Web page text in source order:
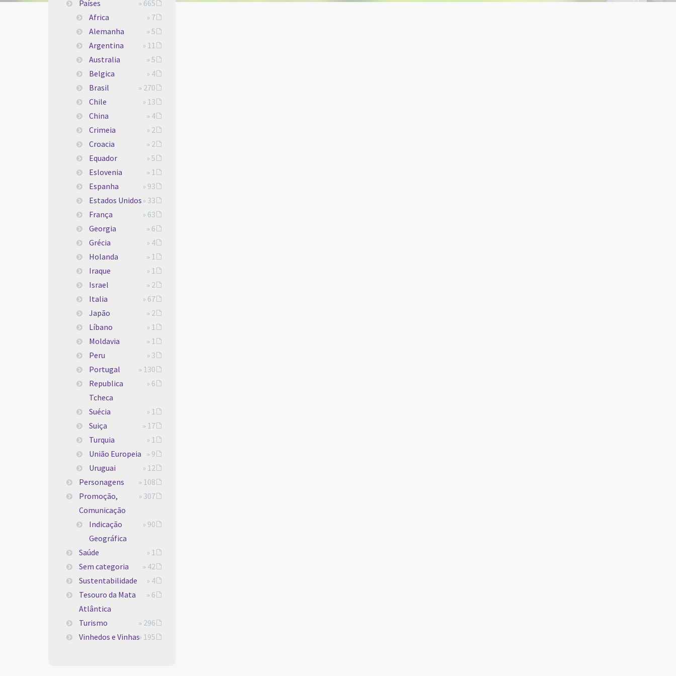
Países
» 665
Africa
» 7
Alemanha
» 5
Argentina
» 11
Australia
» 5
Belgica
» 4
Brasil
» 270
Chile
» 13
China
» 4
Crimeia
» 2
Croacia
» 2
Equador
» 5
Eslovenia
» 1
Espanha
» 93
Estados Unidos» 33
França
» 63
Georgia
» 6
Grécia
» 4
Holanda
» 1
Iraque
» 1
Israel
» 2
Italia
» 67
Japão
» 2
Líbano
» 1
Moldavia
» 1
Peru
» 3
Portugal
» 130
Republica
Tcheca
» 6
Suécia
» 1
Suiça
» 17
Turquia
» 1
União Europeia » 9
Uruguai
» 12
Personagens
» 108
Promoção,
Comunicação
» 307
Indicação
Geográfica
» 90
Saúde
» 1
Sem categoria
» 42
Sustentabilidade
» 4
Tesouro da Mata
Atlântica
» 6
Turismo
» 296
Vinhedos e Vinhas» 195